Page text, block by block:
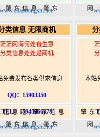
,肇东信息,肇东
www.zhaodongshi.net
网
港
类信息 无限商机
茫茫网海何处有生意
分类信息处处是商机
免费发布各类供求信息
QQ：15903350
TEL：15945066378
信息港,肇东信息
,肇东信息,肇东
www.zhaodongshi.net
本站
肇东
网